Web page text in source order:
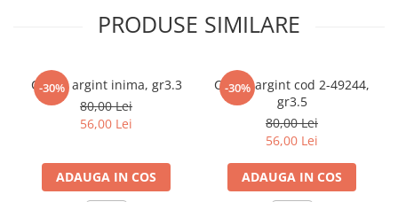
PRODUSE SIMILARE
-30%
Cercei argint inima, gr3.3
80,00 Lei
56,00 Lei
ADAUGA IN COS
-30%
Cercei argint cod 2-49244,
gr3.5
80,00 Lei
56,00 Lei
ADAUGA IN COS